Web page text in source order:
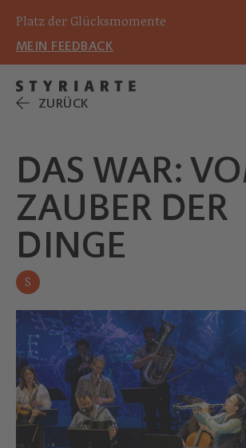
Platz der Glücksmomente
MEIN FEEDBACK
ZURÜCK
DAS WAR:
ZAUBER DER
DINGE
S